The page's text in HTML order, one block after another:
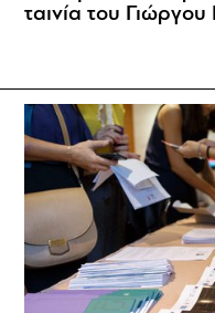
ταινία του